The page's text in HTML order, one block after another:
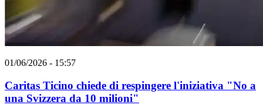
01/06/2026 - 15:57
Caritas Ticino chiede di respingere l'iniziativa "No a
una Svizzera da 10 milioni"